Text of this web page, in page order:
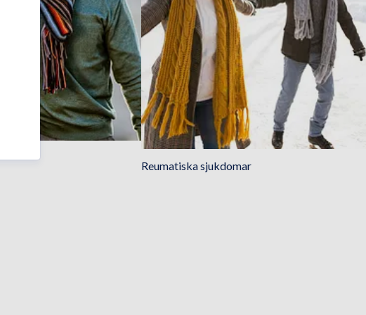
Reumatiska sjukdomar